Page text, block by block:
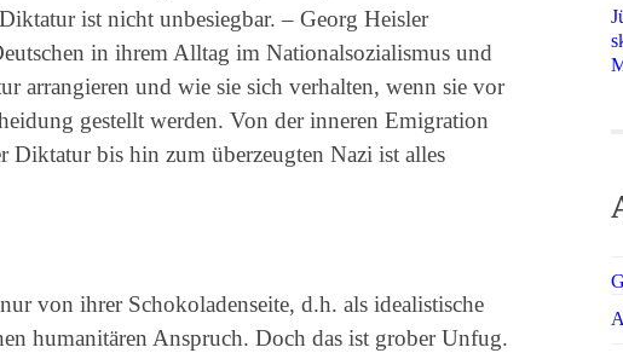
ist nicht unbesiegbar. – Georg Heisler
in ihrem Alltag im Nationalsozialismus und
arrangieren und wie sie sich verhalten, wenn sie vor
gestellt werden. Von der inneren Emigration
Diktatur bis hin zum überzeugten Nazi ist alles
von ihrer Schokoladenseite, d.h. als idealistische
humanitären Anspruch. Doch das ist grober Unfug.